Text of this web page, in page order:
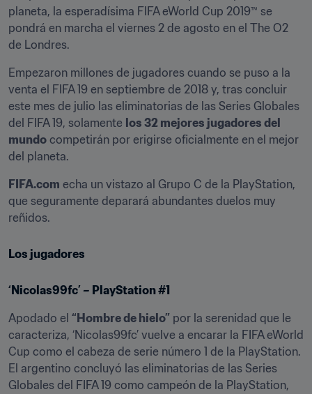
planeta, la esperadísima FIFA eWorld Cup 2019™ se
pondrá en marcha el viernes 2 de agosto en el The O2
de Londres.
Empezaron millones de jugadores cuando se puso a la
venta el FIFA 19 en septiembre de 2018 y, tras concluir
este mes de julio las eliminatorias de las Series Globales
del FIFA 19, solamente los 32 mejores jugadores del
mundo competirán por erigirse oficialmente en el mejor
del planeta.
FIFA.com echa un vistazo al Grupo C de la PlayStation,
que seguramente deparará abundantes duelos muy
reñidos.
Los jugadores
‘Nicolas99fc’ – PlayStation #1
Apodado el “Hombre de hielo” por la serenidad que le
caracteriza, ‘Nicolas99fc’ vuelve a encarar la FIFA eWorld
Cup como el cabeza de serie número 1 de la PlayStation.
El argentino concluyó las eliminatorias de las Series
Globales del FIFA 19 como campeón de la PlayStation,